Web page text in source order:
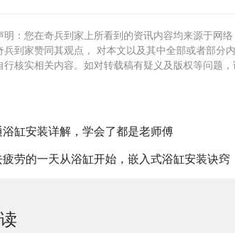
明：您在奇兵到家上所看到的资讯内容均来源于网
兵到家赞同其观点， 对本文以及其中全部或者部分
行核实相关内容。如对转载稿有疑义及版权等问题
浴缸安装详解，学会了都是老师傅
疲劳的一天从浴缸开始，嵌入式浴缸安装诀窍